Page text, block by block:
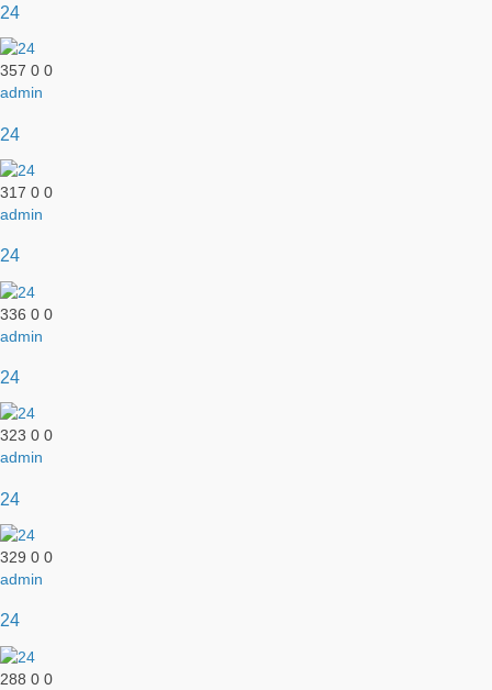
24
357 0 0
admin
24
317 0 0
admin
24
336 0 0
admin
24
323 0 0
admin
24
329 0 0
admin
24
288 0 0